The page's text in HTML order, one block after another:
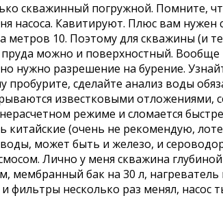
скважинный погружной.
насоса. Кавитируют. Плюс вам
10. Поэтому для скважины (и
можно и поверхностный.
нужно разрешение на бурение.
пробурите, сделайте анализ воды
известковыми отложениями,
режиме и сломается
(очень не рекомендую,
может быть и железо, и
Лично у меня скважина
мембранный бак на 30 л,
несколько раз менял, насос